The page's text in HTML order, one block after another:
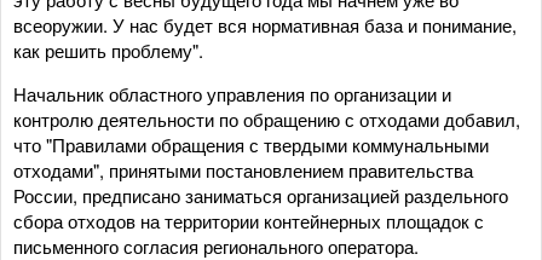
всеоружии. У нас будет вся нормативная база и понимание,
как решить проблему".
Начальник областного управления по организации и
контролю деятельности по обращению с отходами добавил,
что "Правилами обращения с твердыми коммунальными
отходами", принятыми постановлением правительства
России, предписано заниматься организацией раздельного
сбора отходов на территории контейнерных площадок с
письменного согласия регионального оператора.